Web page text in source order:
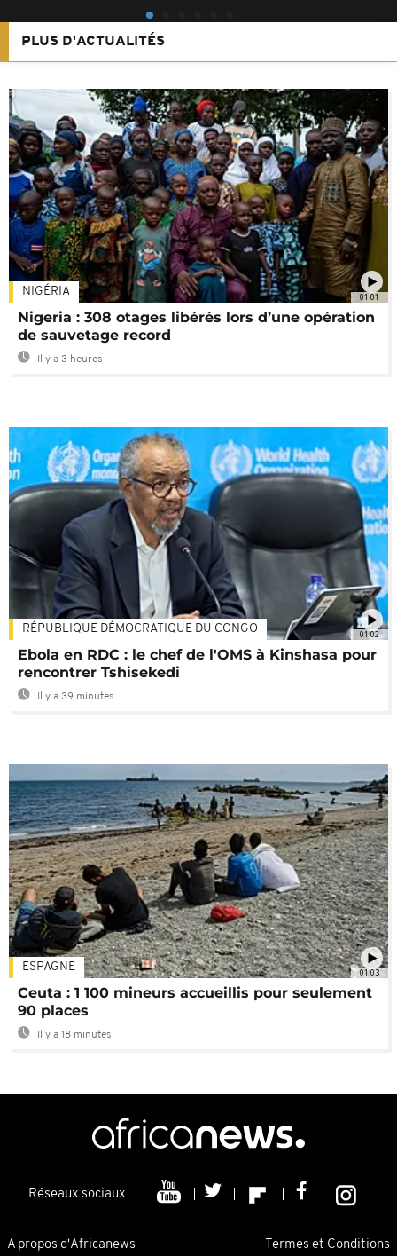
PLUS D'ACTUALITÉS
01:01
NIGÉRIA
Nigeria : 308 otages libérés lors d’une opération
de sauvetage record
Il y a 3 heures
01:02
RÉPUBLIQUE DÉMOCRATIQUE DU CONGO
Ebola en RDC : le chef de l'OMS à Kinshasa pour
rencontrer Tshisekedi
Il y a 39 minutes
01:03
ESPAGNE
Ceuta : 1 100 mineurs accueillis pour seulement
90 places
Il y a 18 minutes
Réseaux sociaux
A propos d'Africanews Termes et Conditions